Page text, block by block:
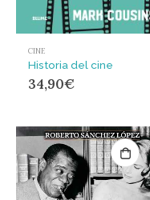
CINE
Historia del cine
34,90€